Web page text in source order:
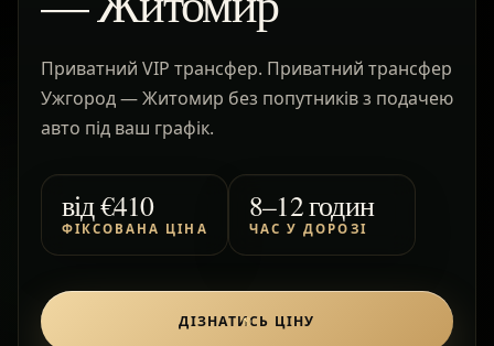
Приватний VIP трансфер. Приватний трансфер
Ужгород — Житомир без попутників з подачею
авто під ваш графік.
від€410
ФІКСОВАНА ЦІНА
8–12 годин
ЧАС У ДОРОЗІ
ДІЗНАТИСЬ ЦІНУ